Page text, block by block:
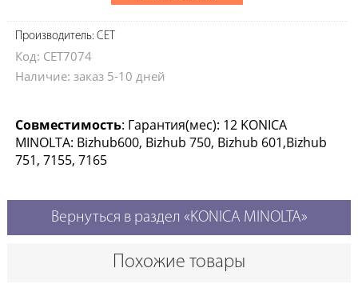
Производитель: CET
Код: CET7074
Наличие: заказ 5-10 дней
Совместимость: Гарантия(мес): 12 KONICA
MINOLTA: Bizhub600, Bizhub 750, Bizhub 601,Bizhub
751, 7155, 7165
Вернуться в раздел «KONICA MINOLTA»
Похожие товары